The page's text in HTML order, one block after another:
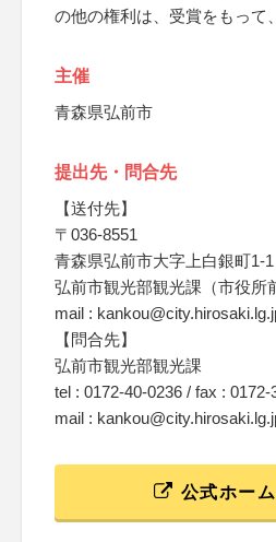
の他の権利は、受賞をもって
主催
青森県弘前市
提出先・問合先
【送付先】
〒036-8551
青森県弘前市大字上白銀町1-1
弘前市観光部観光課（市役所
mail :
【問合先】
弘前市観光部観光課
tel : 0172-40-0236 / fax : 0172-
mail :
公式ホー